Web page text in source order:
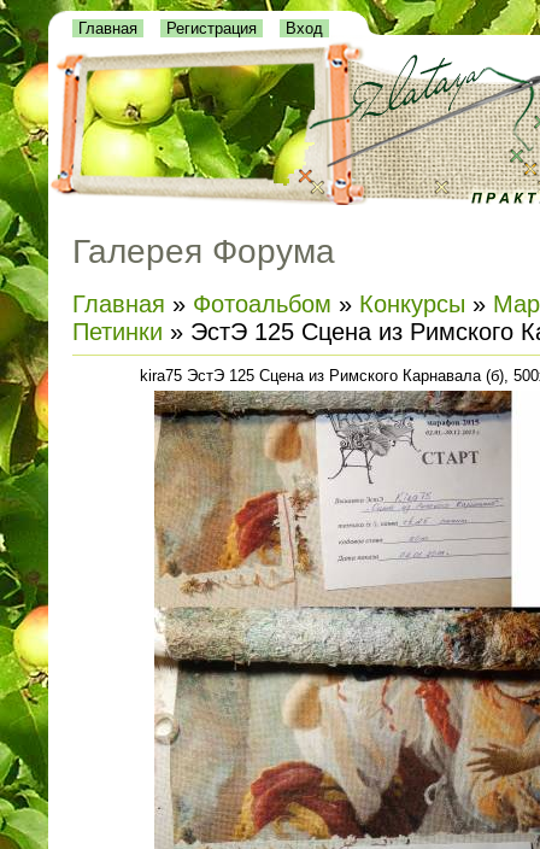
Главная Регистрация Вход
Галерея Форума
Главная » Фотоальбом » Конкурсы »
Петинки » ЭстЭ 125 Сцена из Римского
kira75 ЭстЭ 125 Сцена из Римского Карнавала (б),